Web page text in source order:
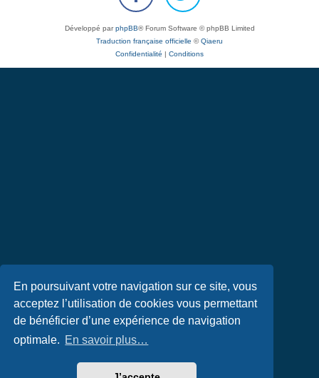
En poursuivant votre navigation sur ce site, vous
acceptez l’utilisation de cookies vous permettant
de bénéficier d’une expérience de navigation
optimale. En savoir plus…
Développé parphpBB® Forum Software © phpBB Limited
Traduction française officielle ©Qiaeru
Confidentialité
Conditions